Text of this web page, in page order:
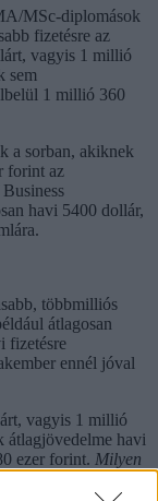
MSc-diplomások
fizetésre az
vagyis 1 millió
sem
1 millió 360
a sorban, akiknek
forint az
havi 5400 dollár,
többmilliós
átlagosan
fizetésre
ennél jóval
vagyis 1 millió
átlagjövedelme havi
ezer forint. Milyen